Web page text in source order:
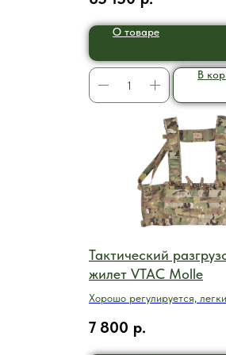
О товаре
В
Тактический
жилет VTAC Molle
Хорошо регулируется,
7 800 р.